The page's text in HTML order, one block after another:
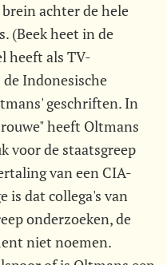
achter de hele
(Beek heet in de
heeft als TV-
Indonesische
geschriften. In
heeft Oltmans
voor de staatsgreep
van een CIA-
is dat collega's van
onderzoeken, de
niet noemen.